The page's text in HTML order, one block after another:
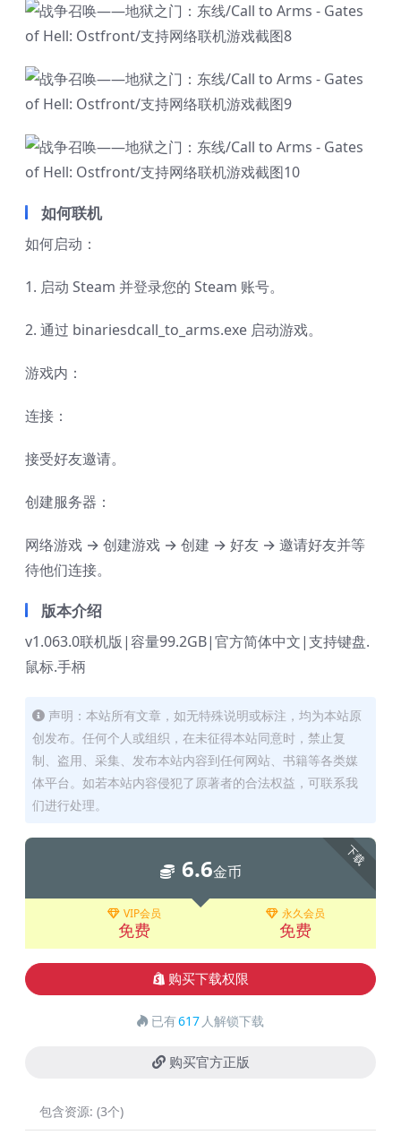
如何联机
如何启动：
1. 启动 Steam 并登录您的 Steam 账号。
2. 通过 binariesdcall_to_arms.exe 启动游戏。
游戏内：
连接：
接受好友邀请。
创建服务器：
网络游戏 → 创建游戏 → 创建 → 好友 → 邀请好友并等
待他们连接。
版本介绍
v1.063.0联机版|容量99.2GB|官方简体中文|支持键盘.
鼠标.手柄
声明：本站所有文章，如无特殊说明或标注，均为本站原
创发布。任何个人或组织，在未征得本站同意时，禁止复
制、盗用、采集、发布本站内容到任何网站、书籍等各类媒
体平台。如若本站内容侵犯了原著者的合法权益，可联系我
们进行处理。
下载
6.6金币
VIP会员
免费
永久会员
免费
购买下载权限
已有617 人解锁下载
购买官方正版
包含资源: (3个)